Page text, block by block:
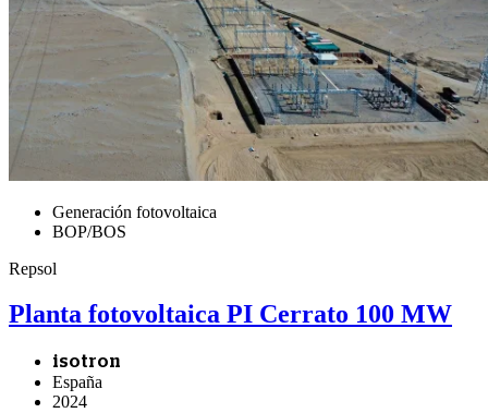
Generación fotovoltaica
BOP/BOS
Repsol
Planta fotovoltaica PI Cerrato 100 MW
isotron
España
2024